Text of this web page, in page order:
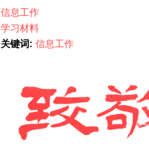
信息工作
学习材料
关键词: 信息工作